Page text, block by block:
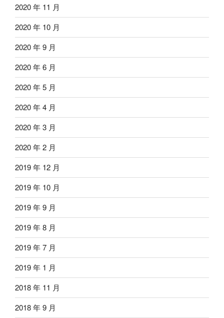
2020 年 11 月
2020 年 10 月
2020 年 9 月
2020 年 6 月
2020 年 5 月
2020 年 4 月
2020 年 3 月
2020 年 2 月
2019 年 12 月
2019 年 10 月
2019 年 9 月
2019 年 8 月
2019 年 7 月
2019 年 1 月
2018 年 11 月
2018 年 9 月